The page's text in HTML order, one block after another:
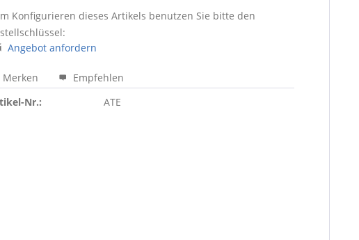
Konfigurieren dieses Artikels benutzen Sie bitte den
Angebot anfordern
Merken
Empfehlen
Nr.:
ATE